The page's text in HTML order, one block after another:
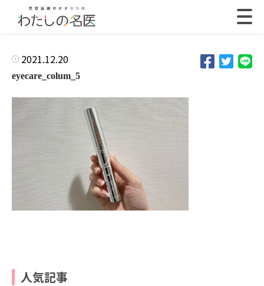
2021.12.20
eyecare_colum_5
人気記事